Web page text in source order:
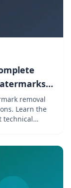
removal
Learn the
technical